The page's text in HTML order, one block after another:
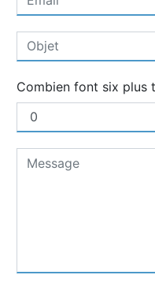
Combien font six plus